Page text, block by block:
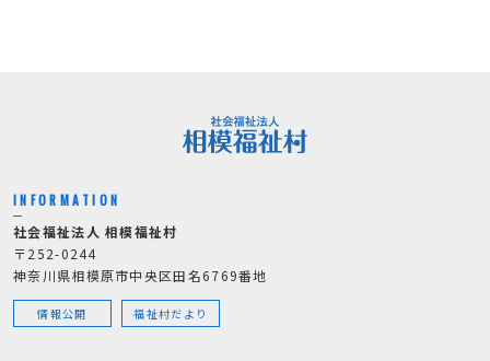
INFORMATION
社会福祉法人 相模福祉村
〒252-0244
神奈川県相模原市中央区田名6769番地
情報公開 福祉村だより